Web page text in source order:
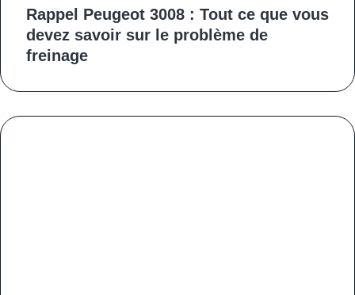
Rappel Peugeot 3008 : Tout ce que vous
devez savoir sur le problème de
freinage